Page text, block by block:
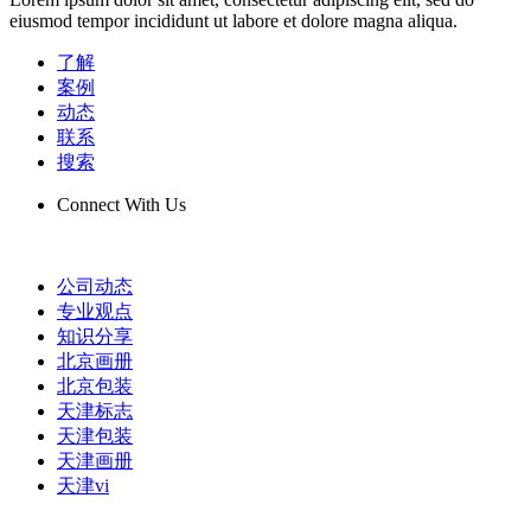
eiusmod tempor incididunt ut labore et dolore magna aliqua.
了解
案例
动态
联系
搜索
Connect With Us
公司动态
专业观点
知识分享
北京画册
北京包装
天津标志
天津包装
天津画册
天津vi